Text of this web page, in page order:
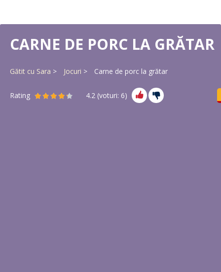
CARNE DE PORC LA GRĂTAR
Gătit cu Sara Jocuri Carne de porc la grătar
Rating 4.2 (voturi: 6)